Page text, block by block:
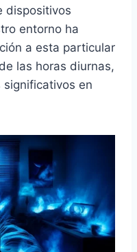
dispositivos
entorno ha
a esta particular
las horas diurnas,
en